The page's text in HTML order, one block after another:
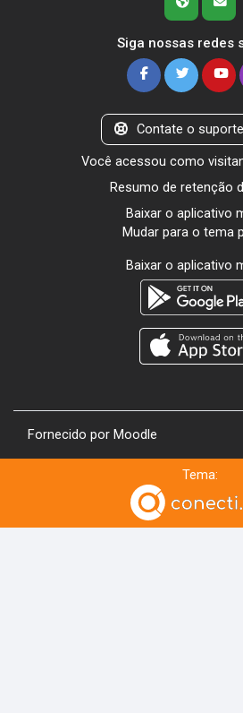
Siga nossas redes
Contate o
Você acessou como
Resumo de retenção
Baixar o aplicativo
Mudar para o tema
Baixar o aplicativo
Fornecido por Moodle
Tema: